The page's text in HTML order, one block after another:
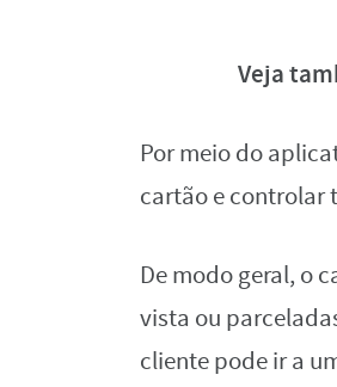
Veja
Por meio do
cartão e controlar
De modo geral, o
vista ou
cliente pode ir a